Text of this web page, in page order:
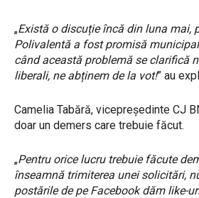
„Există o discuție încă din luna mai,
Polivalentă a fost promisă
când această problemă se clarifică
liberali, ne abținem de la vot!” au
Camelia Tabără, vicepreședinte CJ
doar un demers care trebuie făcut.
„Pentru orice lucru trebuie făcute
înseamnă trimiterea unei solicitări,
postările de pe Facebook dăm like-